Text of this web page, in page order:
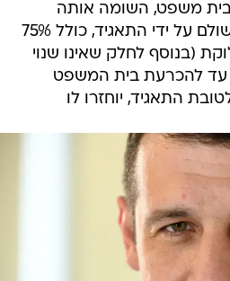
משפט, השומה אותה
הוציא פקיד השומה תשולם על ידי התאגיד, כולל 75%
(בנוסף לחלק שאינו שנוי
עד להכרעת בית המשפט
התאגיד, יוחזרו לו